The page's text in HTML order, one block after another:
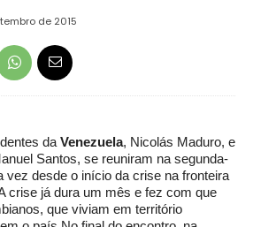
de 2015
da Venezuela, Nicolás Maduro, e
Santos, se reuniram na segunda-
vez desde o início da crise na fronteira
crise já dura um mês e fez com que
que viviam em território